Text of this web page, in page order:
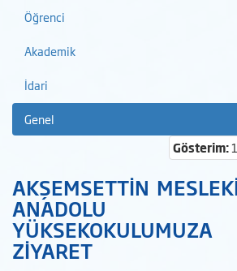
Öğrenci
Akademik
İdari
Genel
Gösterim:
AKŞEMSETTİN
ANADOLU
ZİYARET